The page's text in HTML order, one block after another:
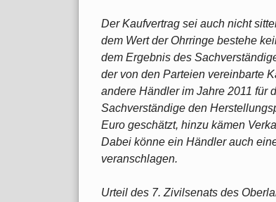
Der Kaufvertrag sei auch nicht
dem Wert der Ohrringe bestehe
dem Ergebnis des
der von den Parteien vereinbarte
andere Händler im Jahre 2011 für
Sachverständige den
Euro geschätzt, hinzu kämen
Dabei könne ein Händler auch
veranschlagen.
Urteil des 7. Zivilsenats des